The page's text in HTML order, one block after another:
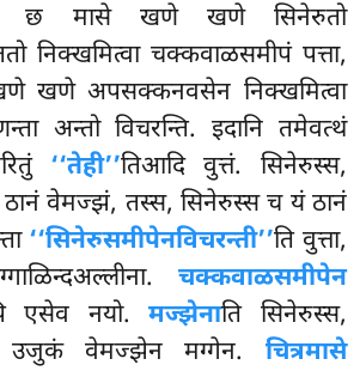
छ मासे खणे खणे सिनेरुतो
निक्खमित्वा चक्कवाळसमीपं पत्ता,
खणे अपसक्कनवसेन निक्खमित्वा
अन्तो विचरन्ति. इदानि तमेवत्थं
‘‘तेही’’तिआदि वुत्तं. सिनेरुस्स,
वेमज्झं, तस्स, सिनेरुस्स च यं ठानं
‘‘सिनेरुसमीपेनविचरन्ती’’ति वुत्ता,
चक्कवाळसमीपेन
एसेव नयो.मज्झेनाति सिनेरुस्स,
उजुकं वेमज्झेन मग्गेन. चित्रमासे